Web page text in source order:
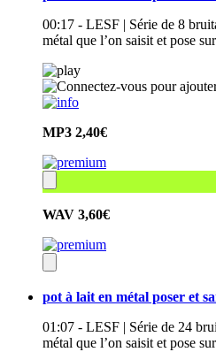
00:17 - LESF | Série de 8
métal que l’on saisit et pose
MP3 2,40€
WAV 3,60€
pot à lait en métal poser et
01:07 - LESF | Série de 24
métal que l’on saisit et pose